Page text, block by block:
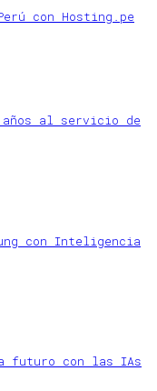
con Hosting.pe
al servicio de
con Inteligencia
futuro con las IAs